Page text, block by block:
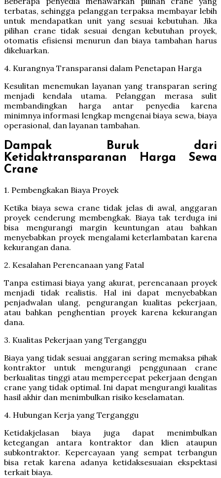
terbatas, sehingga pelanggan terpaksa membayar lebih
untuk mendapatkan unit yang sesuai kebutuhan. Jika
pilihan crane tidak sesuai dengan kebutuhan proyek,
otomatis efisiensi menurun dan biaya tambahan harus
dikeluarkan.
4. Kurangnya Transparansi dalam Penetapan Harga
Kesulitan menemukan layanan yang transparan sering
menjadi kendala utama. Pelanggan merasa sulit
membandingkan harga antar penyedia karena
minimnya informasi lengkap mengenai biaya sewa, biaya
operasional, dan layanan tambahan.
Dampak Buruk dari
Ketidaktransparanan Harga Sewa
Crane
1. Pembengkakan Biaya Proyek
Ketika biaya sewa crane tidak jelas di awal, anggaran
proyek cenderung membengkak. Biaya tak terduga ini
bisa mengurangi margin keuntungan atau bahkan
menyebabkan proyek mengalami keterlambatan karena
kekurangan dana.
2. Kesalahan Perencanaan yang Fatal
Tanpa estimasi biaya yang akurat, perencanaan proyek
menjadi tidak realistis. Hal ini dapat menyebabkan
penjadwalan ulang, pengurangan kualitas pekerjaan,
atau bahkan penghentian proyek karena kekurangan
dana.
3. Kualitas Pekerjaan yang Terganggu
Biaya yang tidak sesuai anggaran sering memaksa pihak
kontraktor untuk mengurangi penggunaan crane
berkualitas tinggi atau mempercepat pekerjaan dengan
crane yang tidak optimal. Ini dapat mengurangi kualitas
hasil akhir dan menimbulkan risiko keselamatan.
4. Hubungan Kerja yang Terganggu
Ketidakjelasan biaya juga dapat menimbulkan
ketegangan antara kontraktor dan klien ataupun
subkontraktor. Kepercayaan yang sempat terbangun
bisa retak karena adanya ketidaksesuaian ekspektasi
terkait biaya.